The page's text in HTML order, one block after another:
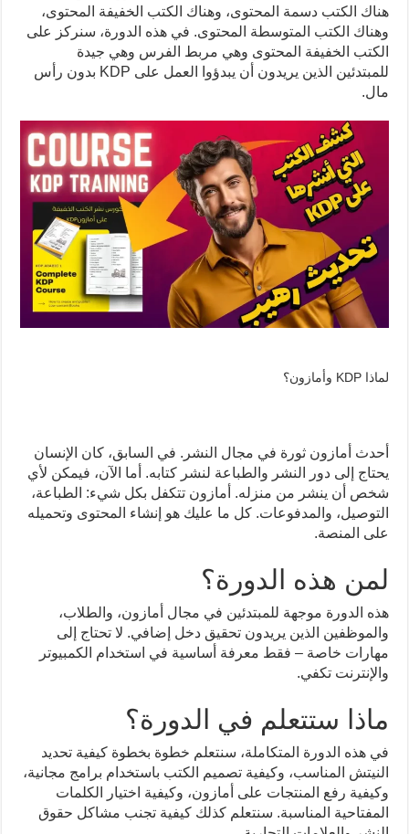
هناك الكتب دسمة المحتوى، وهناك الكتب الخفيفة المحتوى،
وهناك الكتب المتوسطة المحتوى. في هذه الدورة، سنركز على
الكتب الخفيفة المحتوى وهي مربط الفرس وهي جيدة
للمبتدئين الذين يريدون أن يبدؤوا العمل على KDP بدون رأس
مال.
لماذا KDP وأمازون؟
أحدث أمازون ثورة في مجال النشر. في السابق، كان الإنسان
يحتاج إلى دور النشر والطباعة لنشر كتابه. أما الآن، فيمكن لأي
شخص أن ينشر من منزله. أمازون تتكفل بكل شيء: الطباعة،
التوصيل، والمدفوعات. كل ما عليك هو إنشاء المحتوى وتحميله
على المنصة.
لمن هذه الدورة؟
هذه الدورة موجهة للمبتدئين في مجال أمازون، والطلاب،
والموظفين الذين يريدون تحقيق دخل إضافي. لا تحتاج إلى
مهارات خاصة – فقط معرفة أساسية في استخدام الكمبيوتر
والإنترنت تكفي.
ماذا ستتعلم في الدورة؟
في هذه الدورة المتكاملة، سنتعلم خطوة بخطوة كيفية تحديد
النيتش المناسب، وكيفية تصميم الكتب باستخدام برامج مجانية،
وكيفية رفع المنتجات على أمازون، وكيفية اختيار الكلمات
المفتاحية المناسبة. سنتعلم كذلك كيفية تجنب مشاكل حقوق